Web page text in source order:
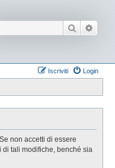
Cerca
Login
Iscriviti
non accetti di essere
di tali modifiche, benché sia